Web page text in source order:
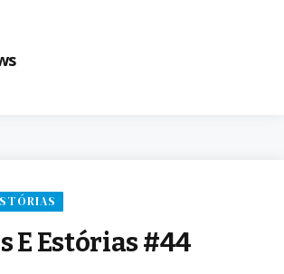
E Estórias #44